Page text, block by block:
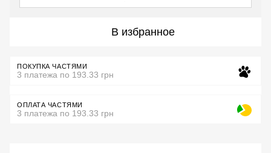
В избранное
ПОКУПКА ЧАСТЯМИ
3 платежа по 193.33 грн
ОПЛАТА ЧАСТЯМИ
3 платежа по 193.33 грн